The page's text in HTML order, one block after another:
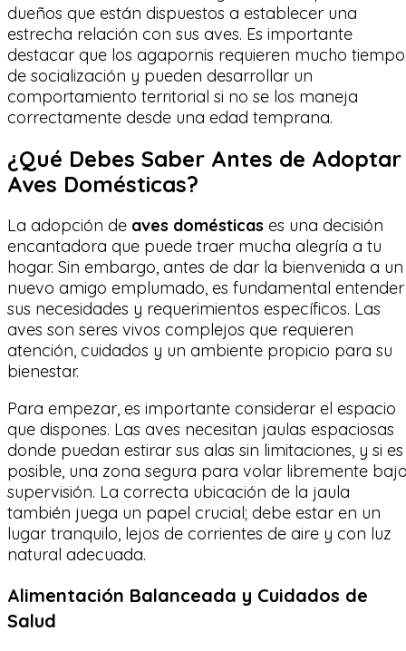
dueños que están dispuestos a establecer una
estrecha relación con sus aves. Es importante
destacar que los agapornis requieren mucho tiempo
de socialización y pueden desarrollar un
comportamiento territorial si no se los maneja
correctamente desde una edad temprana.
¿Qué Debes Saber Antes de Adoptar
Aves Domésticas?
La adopción de aves domésticas es una decisión
encantadora que puede traer mucha alegría a tu
hogar. Sin embargo, antes de dar la bienvenida a un
nuevo amigo emplumado, es fundamental entender
sus necesidades y requerimientos específicos. Las
aves son seres vivos complejos que requieren
atención, cuidados y un ambiente propicio para su
bienestar.
Para empezar, es importante considerar el espacio
que dispones. Las aves necesitan jaulas espaciosas
donde puedan estirar sus alas sin limitaciones, y si es
posible, una zona segura para volar libremente
supervisión. La correcta ubicación de la jaula
también juega un papel crucial; debe estar en un
lugar tranquilo, lejos de corrientes de aire y con luz
natural adecuada.
Alimentación Balanceada y Cuidados de
Salud